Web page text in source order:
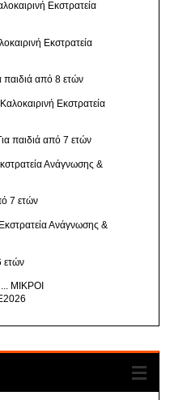
Εκστρατεία
Εκστρατεία
από 8 ετών
Εκστρατεία
παιδιά από 7 ετών
Ανάγνωσης &
7 ετών
Ανάγνωσης &
ετών
ΜΙΚΡΟΙ